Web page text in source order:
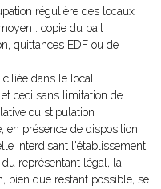
régulière des locaux
: copie du bail
quittances EDF ou de
dans le local
ceci sans limitation de
ou stipulation
en présence de disposition
interdisant l'établissement
représentant légal, la
bien que restant possible, se